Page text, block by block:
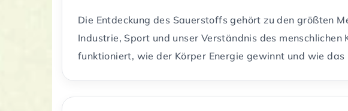
Die Entdeckung des Sauerstoffs gehört zu den größten
Industrie, Sport und unser Verständnis des
funktioniert, wie der Körper Energie gewinnt und wie